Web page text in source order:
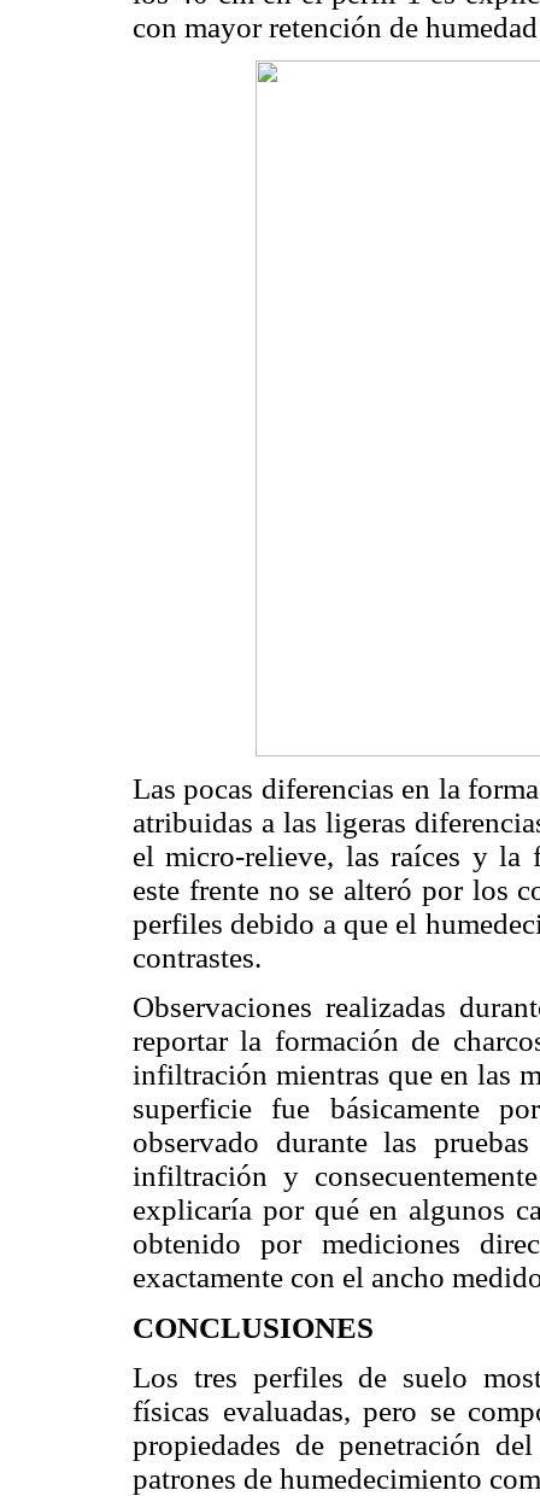
con mayor retención de
Las pocas diferencias en la
atribuidas a las ligeras
el micro-relieve, las raíces y la
este frente no se alteró por los
perfiles debido a que el
contrastes.
Observaciones realizadas
reportar la formación de
infiltración mientras que en las
superficie fue básicamente
observado durante las
infiltración y
explicaría por qué en algunos
obtenido por mediciones
exactamente con el ancho
CONCLUSIONES
Los tres perfiles de suelo
físicas evaluadas, pero se
propiedades de penetración
patrones de humedecimiento